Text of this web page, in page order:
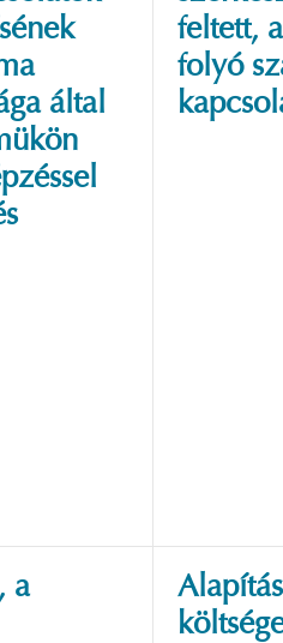
által
feltett,
folyó
a